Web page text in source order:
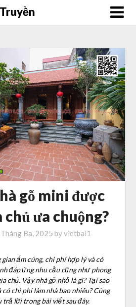
gỗ mini được
chủ ưa chuộng?
Ba, 2025 byvietbai1
gian ấm cúng, chi phí hợp lý và có
đáp ứng nhu cầu cũng như phong
chủ. Vậy nhà gỗ nhỏ là gì? Tại sao
chi phí làm nhà bao nhiêu? Cùng
trả lời trong bài viết sau đây.